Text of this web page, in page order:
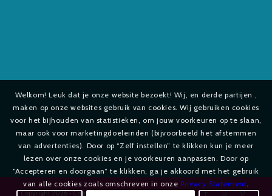
Copyright2026 - Cosmetica-shop.com
Welkom! Leuk dat je onze website bezoekt! Wij, en derde partijen ,
maken op onze websites gebruik van cookies. Wij gebruiken cookies
voor het bijhouden van statistieken, om jouw voorkeuren op te slaan,
maar ook voor marketingdoeleinden (bijvoorbeeld het afstemmen
van advertenties). Door op “Zelf instellen” te klikken kun je meer
lezen over onze cookies en je voorkeuren aanpassen. Door op
“Accepteren en doorgaan” te klikken, ga je akkoord met het gebruik
van alle cookies zoals omschreven in onzePrivacy Statement.